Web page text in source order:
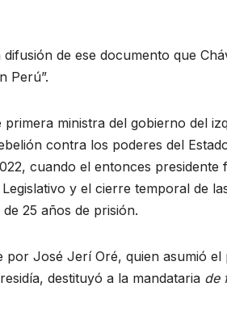
de ese documento que
Perú”.
ministra del gobierno del
contra los poderes del
cuando el entonces presidente
y el cierre temporal de
25 años de prisión.
José Jerí Oré, quien asumió el
destituyó a la mandataria de